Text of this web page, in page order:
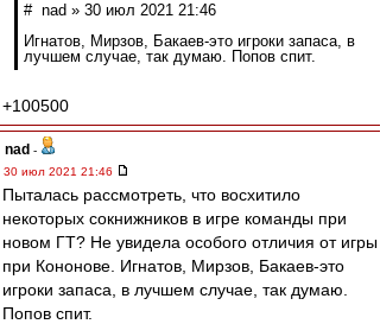
# nad » 30 июл 2021 21:46
Игнатов, Мирзов, Бакаев-это игроки запаса, в
лучшем случае, так думаю. Попов спит.
+100500
nad -
30 июл 2021 21:46
Пыталась рассмотреть, что восхитило
некоторых сокнижников в игре команды при
новом ГТ? Не увидела особого отличия от игры
при Кононове. Игнатов, Мирзов, Бакаев-это
игроки запаса, в лучшем случае, так думаю.
Попов спит.